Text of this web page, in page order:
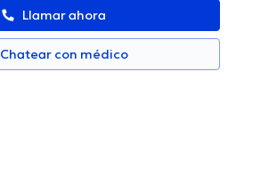
Llamar ahora
Chatear con médico